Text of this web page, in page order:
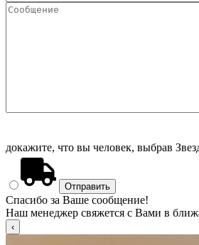
докажите, что вы человек, выбрав
Спасибо за Ваше сообщение!
Наш менеджер свяжется с Вами в